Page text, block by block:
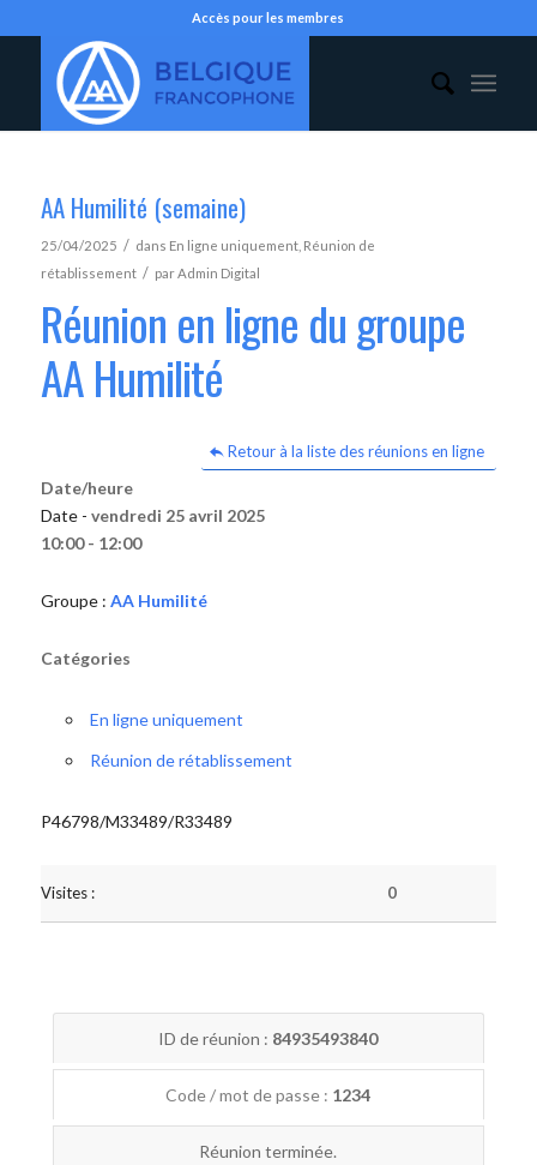
Accès pour les membres
AA Humilité (semaine)
25/04/2025 / dans En ligne uniquement, Réunion de
rétablissement / parAdmin Digital
Réunion en ligne du groupe
AA Humilité
Retour à la liste des réunions en ligne
Date/heure
Date - vendredi 25 avril 2025
10:00 - 12:00
Groupe : AA Humilité
Catégories
En ligne uniquement
Réunion de rétablissement
P46798/M33489/R33489
Visites : 0
ID de réunion : 84935493840
Code / mot de passe : 1234
Réunion terminée.